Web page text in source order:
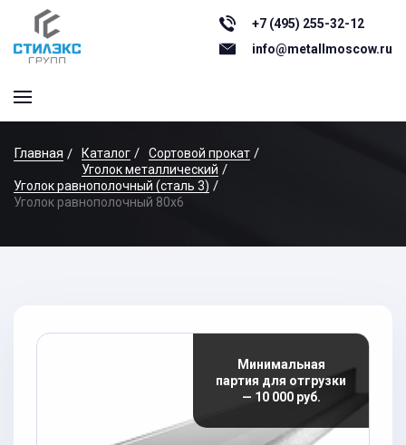
+7 (495) 255-32-12
info@metallmoscow.ru
Главная Каталог
Сортовой прокат
Уголок металлический
Уголок равнополочный (сталь 3)
Уголок равнополочный 80x6
Минимальная
партия для отгрузки
— 10 000 руб.